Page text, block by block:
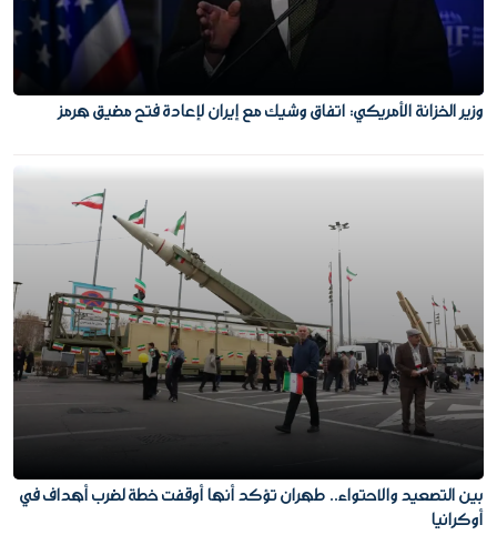
وزير الخزانة الأمريكي: اتفاق وشيك مع إيران لإعادة فتح مضيق هرمز
بين التصعيد والاحتواء.. طهران تؤكد أنها أوقفت خطة لضرب أهداف في
أوكرانيا